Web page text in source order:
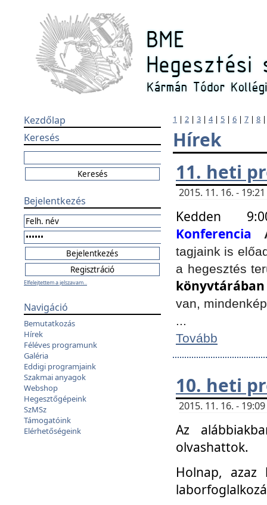
Kezdőlap
Keresés
Bejelentkezés
Elfelejtettem a jelszavam...
Navigáció
Bemutatkozás
Hírek
Féléves programunk
Galéria
Eddigi programjaink
Szakmai anyagok
Webshop
Hegesztőgépeink
SzMSz
Támogatóink
Elérhetőségeink
1 | 2 | 3 | 4| 5 | 6 | 7 | 8
Hírek
11. heti
2015. 11. 16. -
Kedden
Konferencia
tagjaink is
a hegesztés
könyvtárában
van,
...
Tovább
10. heti
2015. 11. 16. -
Az
olvashattok.
Holnap, azaz